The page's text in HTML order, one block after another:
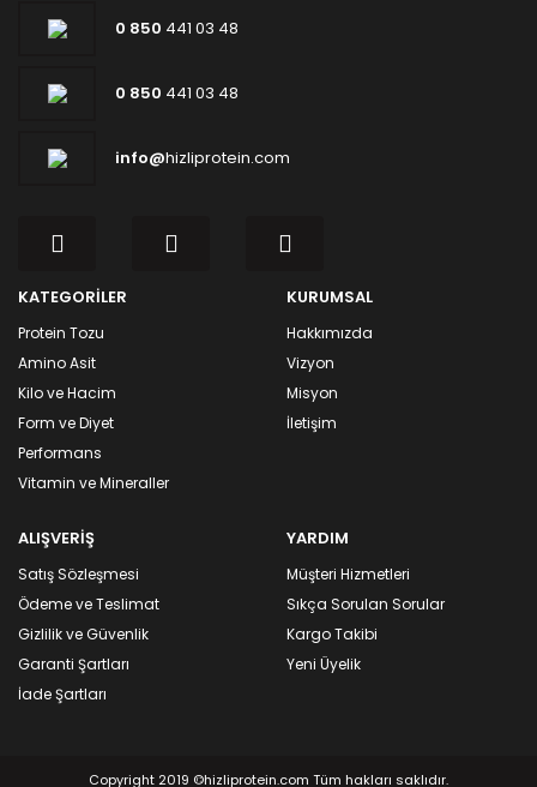
0 850 441 03 48
0 850 441 03 48
info@hizliprotein.com
KATEGORİLER
Protein Tozu
Amino Asit
Kilo ve Hacim
Form ve Diyet
Performans
Vitamin ve Mineraller
KURUMSAL
Hakkımızda
Vizyon
Misyon
İletişim
ALIŞVERİŞ
Satış Sözleşmesi
Ödeme ve Teslimat
Gizlilik ve Güvenlik
Garanti Şartları
İade Şartları
YARDIM
Müşteri Hizmetleri
Sıkça Sorulan Sorular
Kargo Takibi
Yeni Üyelik
Copyright 2019 ©hizliprotein.com Tüm hakları saklıdır.